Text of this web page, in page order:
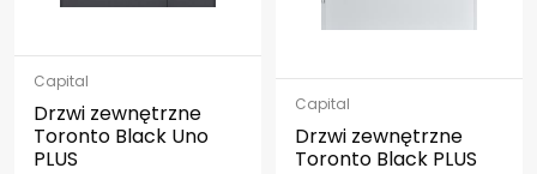
Capital
Drzwi zewnętrzne
Toronto Black Uno
PLUS
Capital
Drzwi zewnętrzne
Toronto Black PLUS